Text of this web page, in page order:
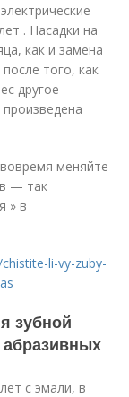
. Насадки на
как и замена
того, как
другое
меняйте
— так
» в
li-vy-zuby-
зубной
с эмали, в